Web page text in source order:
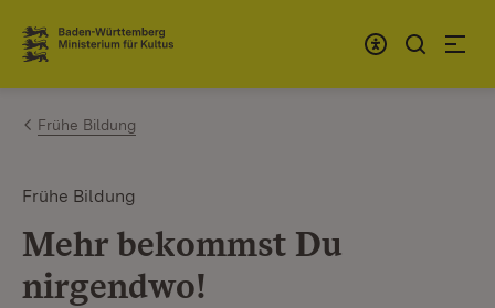
Zum Inhalt springen
Link zur Startseite
Frühe Bildung
Frühe Bildung
Mehr bekommst Du
nirgendwo!